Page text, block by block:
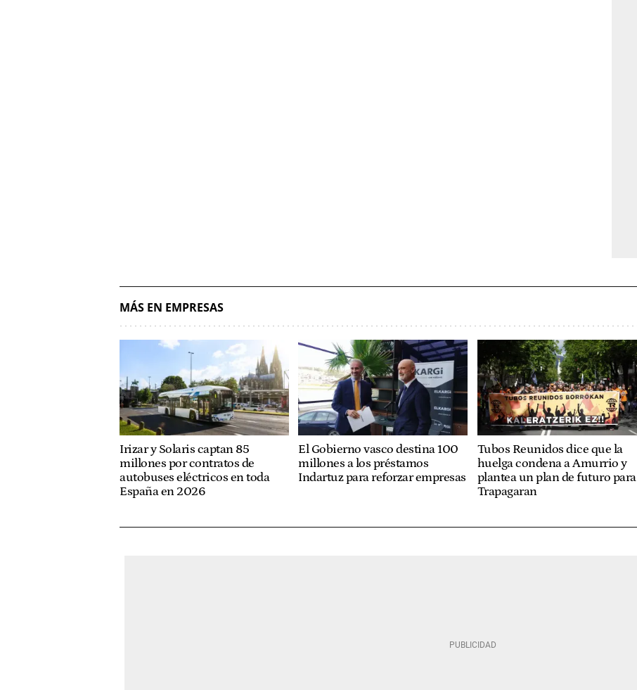
MÁS EN EMPRESAS
Irizar y Solaris captan 85
millones por contratos de
autobuses eléctricos en toda
España en 2026
El Gobierno vasco destina 100
millones a los préstamos
Indartuz para reforzar empresas
Tubos Reunidos dice que la
huelga condena a Amurrio y
plantea un plan de futuro para
Trapagaran